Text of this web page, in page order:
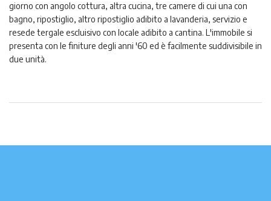
giorno con angolo cottura, altra cucina, tre camere di cui una con
bagno, ripostiglio, altro ripostiglio adibito a lavanderia, servizio e
resede tergale escluisivo con locale adibito a cantina. L'immobile si
presenta con le finiture degli anni '60 ed è facilmente suddivisibile in
due unità.